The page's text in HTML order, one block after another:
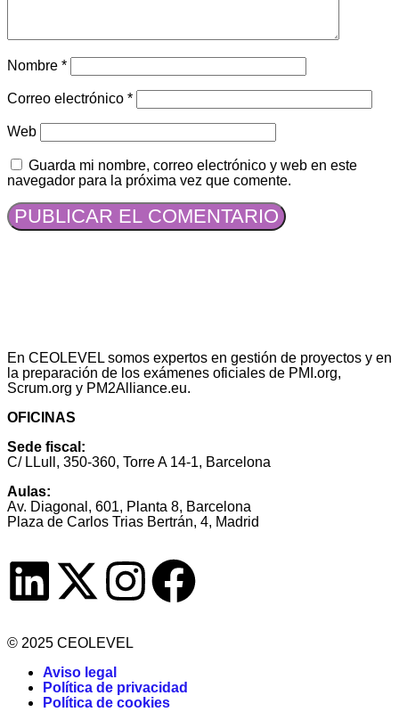
Nombre *
Correo electrónico *
Web
Guarda mi nombre, correo electrónico y web en este
navegador para la próxima vez que comente.
En CEOLEVEL somos expertos en gestión de proyectos y en
la preparación de los exámenes oficiales de PMI.org,
Scrum.org y PM2Alliance.eu.
OFICINAS
Sede fiscal:
C/ LLull, 350-360, Torre A 14-1, Barcelona
Aulas:
Av. Diagonal, 601, Planta 8, Barcelona
Plaza de Carlos Trias Bertrán, 4, Madrid
© 2025 CEOLEVEL
Aviso legal
Política de privacidad
Política de cookies